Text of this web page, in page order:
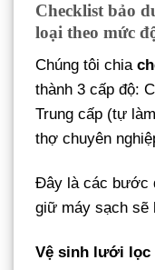
Checklist bảo
loại theo mức
Chúng tôi chia
thành 3 cấp độ:
Trung cấp (tự
thợ chuyên
Đây là các bước
giữ máy sạch sẽ
Vệ sinh lưới lọc